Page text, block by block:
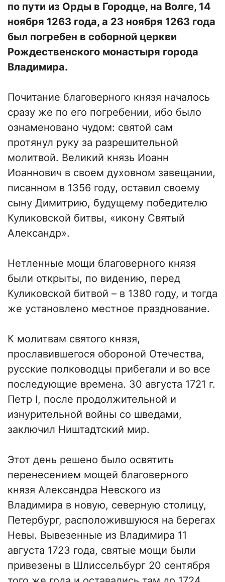
по пути из Орды в Городце, на Волге, 14
ноября 1263 года, а 23 ноября 1263 года
был погребен в соборной церкви
Рождественского монастыря города
Владимира.
Почитание благоверного князя началось
сразу же по его погребении, ибо было
ознаменовано чудом: святой сам
протянул руку за разрешительной
молитвой. Великий князь Иоанн
Иоаннович в своем духовном завещании,
писанном в 1356 году, оставил своему
сыну Димитрию, будущему победителю
Куликовской битвы, «икону Святый
Александр».
Нетленные мощи благоверного князя
были открыты, по видению, перед
Куликовской битвой – в 1380 году, и тогда
же установлено местное празднование.
К молитвам святого князя,
прославившегося обороной Отечества,
русские полководцы прибегали и во все
последующие времена. 30 августа 1721 г.
Петр I, после продолжительной и
изнурительной войны со шведами,
заключил Ништадтский мир.
Этот день решено было освятить
перенесением мощей благоверного
князя Александра Невского из
Владимира в новую, северную столицу,
Петербург, расположившуюся на берегах
Невы. Вывезенные из Владимира 11
августа 1723 года, святые мощи были
привезены в Шлиссельбург 20 сентября